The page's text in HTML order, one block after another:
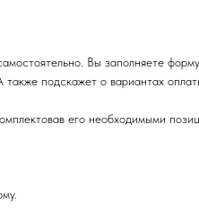
Вы заполняете
подскажет о вариантах
его необходимыми